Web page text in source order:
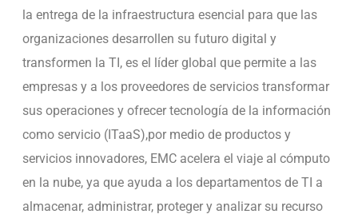
la entrega de la infraestructura esencial para que las
organizaciones desarrollen su futuro digital y
transformen la TI, es el líder global que permite a las
empresas y a los proveedores de servicios transformar
sus operaciones y ofrecer tecnología de la información
como servicio (ITaaS),por medio de productos y
servicios innovadores, EMC acelera el viaje al cómputo
en la nube, ya que ayuda a los departamentos de TI a
almacenar, administrar, proteger y analizar su recurso